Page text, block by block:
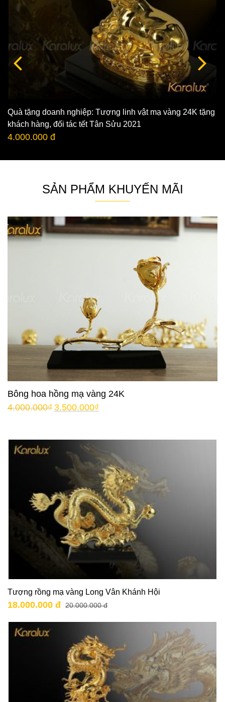
Quà tặng doanh nghiệp: Tượng linh vật mạ vàng 24K tặng
khách hàng, đối tác tết Tân Sửu 2021
4.000.000 đ
SẢN PHẨM KHUYẾN MÃI
Bông hoa hồng mạ vàng 24K
4.000.000₫ 3.500.000₫
Tượng rồng mạ vàng Long Vân Khánh Hội
18.000.000 đ 20.000.000 đ